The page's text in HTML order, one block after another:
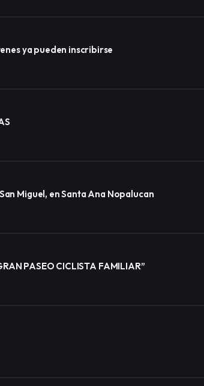
ya pueden inscribirse
Miguel, en Santa Ana Nopalucan
PASEO CICLISTA FAMILIAR”